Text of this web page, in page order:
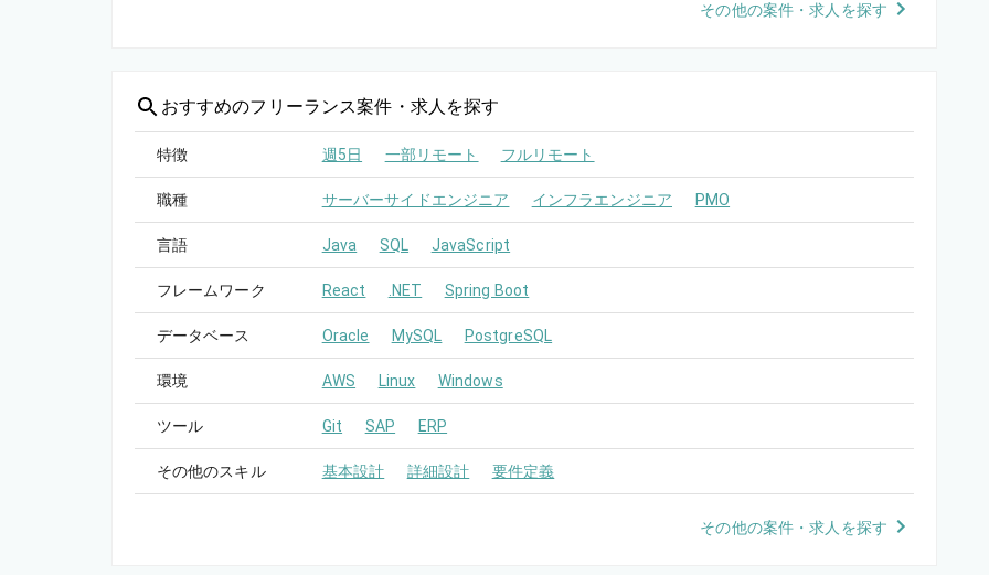
その他の案件・求人を探す
おすすめのフリーランス案件・求人を探す
特徴 週5日 一部リモート フルリモート
職種 サーバーサイドエンジニア インフラエンジニア PMO
言語 Java SQL JavaScript
フレームワーク React .NET Spring Boot
データベース Oracle MySQL PostgreSQL
環境 AWS Linux Windows
ツール Git SAP ERP
その他のスキル 基本設計 詳細設計 要件定義
その他の案件・求人を探す